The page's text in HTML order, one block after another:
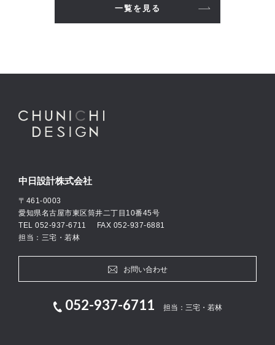
一覧を見る
中日設計株式会社
〒461-0003
愛知県名古屋市東区筒井二丁目10番45号
TEL 052-937-6711 FAX 052-937-6881
担当：三宅・若林
お問い合わせ
052-937-6711 担当：三宅・若林